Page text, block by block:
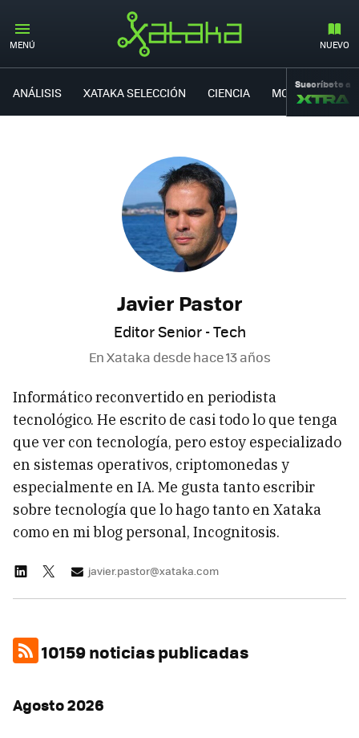
MENÚ NUEVO
ANÁLISIS XATAKA SELECCIÓN CIENCIA MOVILIDAD
Suscríbete a
Javier Pastor
Editor Senior - Tech
En Xataka desdehace 13 años
Informático reconvertido en periodista
tecnológico. He escrito de casi todo lo que tenga
que ver con tecnología, pero estoy especializado
en sistemas operativos, criptomonedas y
especialmente en IA. Me gusta tanto escribir
sobre tecnología que lo hago tanto en Xataka
como en mi blog personal, Incognitosis.
javier.pastor@xataka.com
10159 noticias publicadas
Agosto 2026